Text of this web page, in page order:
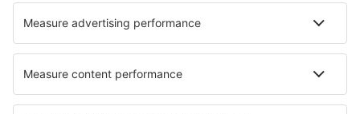
Cariere
Termeni şi condiţii
Rezervările mele
Politica de Confidențialitate